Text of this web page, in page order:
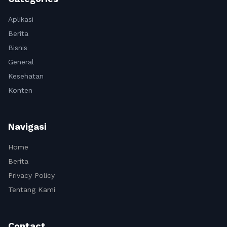
Aplikasi
Berita
Bisnis
General
Kesehatan
Konten
Navigasi
Home
Berita
Privacy Policy
Tentang Kami